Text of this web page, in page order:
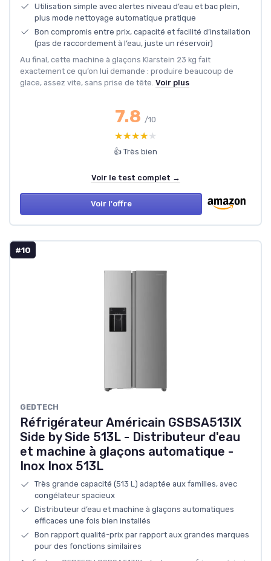
Utilisation simple avec alertes niveau d’eau et bac plein,
plus mode nettoyage automatique pratique
Bon compromis entre prix, capacité et facilité d’installation
(pas de raccordement à l’eau, juste un réservoir)
Au final, cette machine à glaçons Klarstein 23 kg fait
exactement ce qu’on lui demande : produire beaucoup de
glace, assez vite, sans prise de tête. Voir plus
7.8 /10
★★★★★
★★★★★
👍 Très bien
Voir le test complet →
Voir l'offre
#10
GEDTECH
Réfrigérateur Américain GSBSA513IX
Side by Side 513L - Distributeur d'eau
et machine à glaçons automatique -
Inox Inox 513L
Très grande capacité (513 L) adaptée aux familles, avec
congélateur spacieux
Distributeur d’eau et machine à glaçons automatiques
efficaces une fois bien installés
Bon rapport qualité-prix par rapport aux grandes marques
pour des fonctions similaires